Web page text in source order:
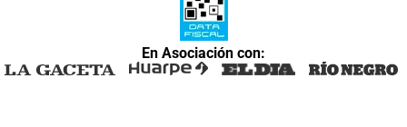
En Asociación con: